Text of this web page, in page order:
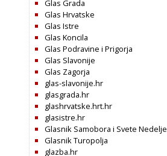
Glas Grada
Glas Hrvatske
Glas Istre
Glas Koncila
Glas Podravine i Prigorja
Glas Slavonije
Glas Zagorja
glas-slavonije.hr
glasgrada.hr
glashrvatske.hrt.hr
glasistre.hr
Glasnik Samobora i Svete Nedelje
Glasnik Turopolja
glazba.hr